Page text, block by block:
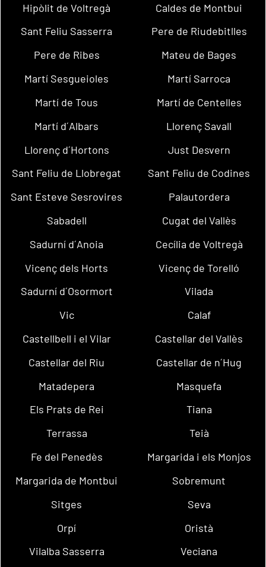
Hipòlit de Voltregà
Caldes de Montbui
Sant Feliu Sasserra
Pere de Riudebitlles
Pere de Ribes
Mateu de Bages
Martí Sesgueioles
Martí Sarroca
Martí de Tous
Martí de Centelles
Martí d´Albars
Llorenç Savall
Llorenç d´Hortons
Just Desvern
Sant Feliu de Llobregat
Sant Feliu de Codines
Sant Esteve Sesrovires
Palautordera
Sabadell
Cugat del Vallès
Sadurní d´Anoia
Cecília de Voltregà
Vicenç dels Horts
Vicenç de Torelló
Sadurní d´Osormort
Vilada
Vic
Calaf
Castellbell i el Vilar
Castellar del Vallès
Castellar del Riu
Castellar de n´Hug
Matadepera
Masquefa
Els Prats de Rei
Tiana
Terrassa
Teià
Fe del Penedès
Margarida i els Monjos
Margarida de Montbui
Sobremunt
Sitges
Seva
Orpí
Oristà
Vilalba Sasserra
Veciana